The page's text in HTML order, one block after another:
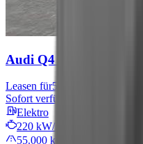
Audi Q4 e-tron
Leasen für567 € mtl.
Sofort verfügbar
Elektro
220 kW/299 PS
55.000 km